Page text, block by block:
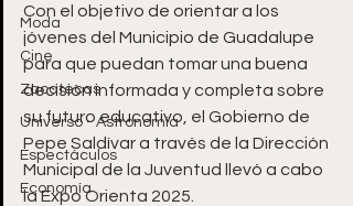
Moda
Cine
Zacatecas
Universo - Astronomía
Espectáculos
Economía
Con el objetivo de orientar a los
jóvenes del Municipio de Guadalupe
para que puedan tomar una buena
decisión informada y completa sobre
su futuro educativo, el Gobierno de
Pepe Saldívar a través de la Dirección
Municipal de la Juventud llevó a cabo
la Expo Orienta 2025.